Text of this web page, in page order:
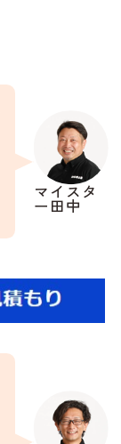
マイスタ
ー田中